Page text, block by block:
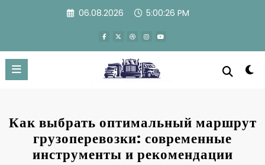
06.08.2026 5:00:27 PM
Как выбрать оптимальный маршрут
грузоперевозки: современные
инструменты и рекомендации